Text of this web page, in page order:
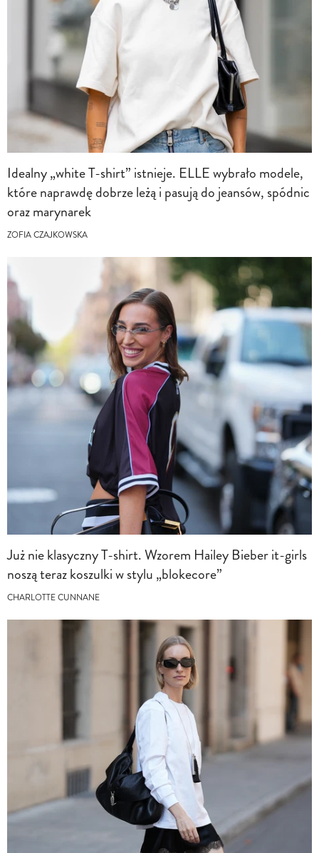
Idealny „white T-shirt” istnieje. ELLE wybrało modele,
które naprawdę dobrze leżą i pasują do jeansów, spódnic
oraz marynarek
ZOFIA CZAJKOWSKA
Już nie klasyczny T-shirt. Wzorem Hailey Bieber it-girls
noszą teraz koszulki w stylu „blokecore”
CHARLOTTE CUNNANE